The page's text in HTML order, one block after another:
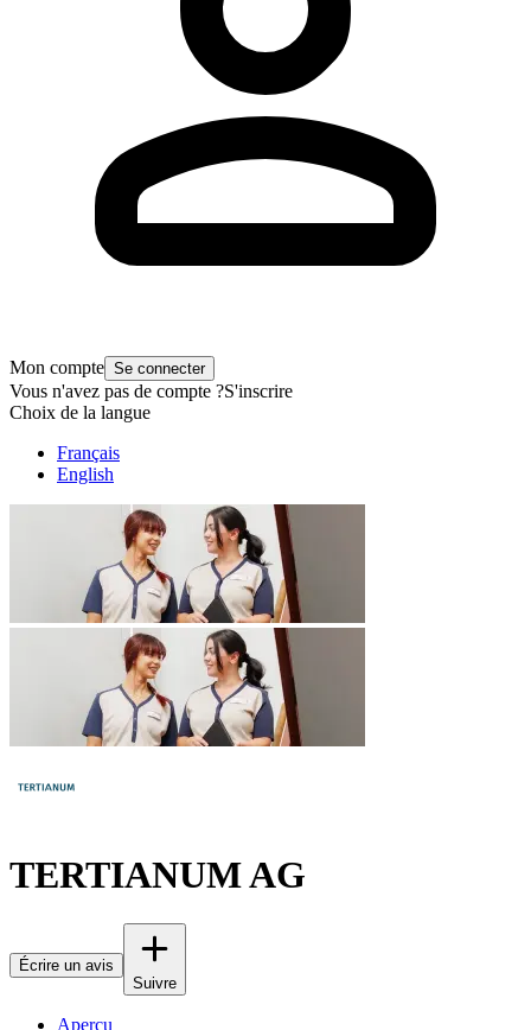
Mon compte Se connecter
Vous n'avez pas de compte ?S'inscrire
Choix de la langue
Français
English
TERTIANUM AG
Écrire un avis
Suivre
Aperçu